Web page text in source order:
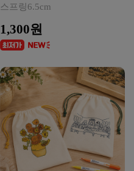
스프링6.5cm
1,300원